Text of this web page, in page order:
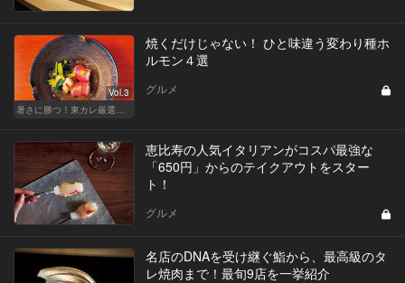
Vol.3
焼くだけじゃない！ ひと味違う変わり種ホ
ルモン４選
グルメ
恵比寿の人気イタリアンがコスパ最強な
「650円」からのテイクアウトをスター
ト！
グルメ
名店のDNAを受け継ぐ鮨から、最高級のタ
レ焼肉まで！最旬9店を一挙紹介